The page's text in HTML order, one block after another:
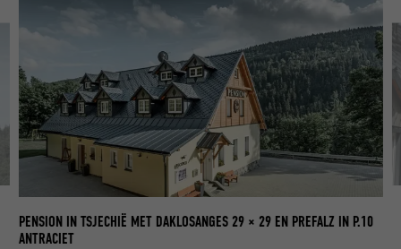
PENSION IN TSJECHIË MET DAKLOSANGES 29 × 29 EN PREFALZ IN P.10
ANTRACIET